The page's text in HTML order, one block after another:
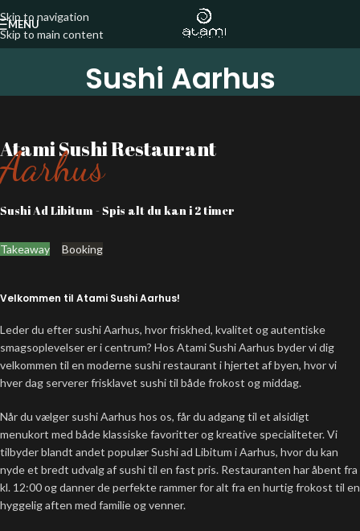
Skip to navigation
Skip to main content
MENU
Sushi Aarhus
Atami Sushi Restaurant
Aarhus
Sushi Ad Libitum - Spis alt du kan i 2 timer
Takeaway Booking
Velkommen til Atami Sushi Aarhus!
Leder du efter sushi Aarhus, hvor friskhed, kvalitet og autentiske
smagsoplevelser er i centrum? Hos Atami Sushi Aarhus byder vi dig
velkommen til en moderne sushi restaurant i hjertet af byen, hvor vi
hver dag serverer frisklavet sushi til både frokost og middag.
Når du vælger sushi Aarhus hos os, får du adgang til et alsidigt
menukort med både klassiske favoritter og kreative specialiteter. Vi
tilbyder blandt andet populær Sushi ad Libitum i Aarhus, hvor du kan
nyde et bredt udvalg af sushi til en fast pris. Restauranten har åbent fra
kl. 12:00 og danner de perfekte rammer for alt fra en hurtig frokost til en
hyggelig aften med familie og venner.